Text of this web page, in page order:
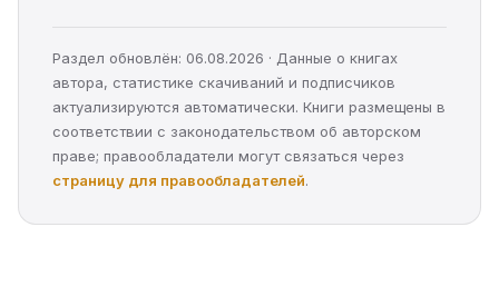
Раздел обновлён: 06.08.2026 · Данные о книгах
автора, статистике скачиваний и подписчиков
актуализируются автоматически. Книги размещены в
соответствии с законодательством об авторском
праве; правообладатели могут связаться через
страницу для правообладателей.